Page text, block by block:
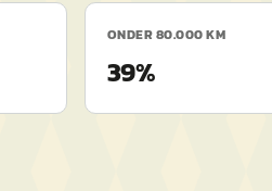
ONDER 80.000 KM
39%